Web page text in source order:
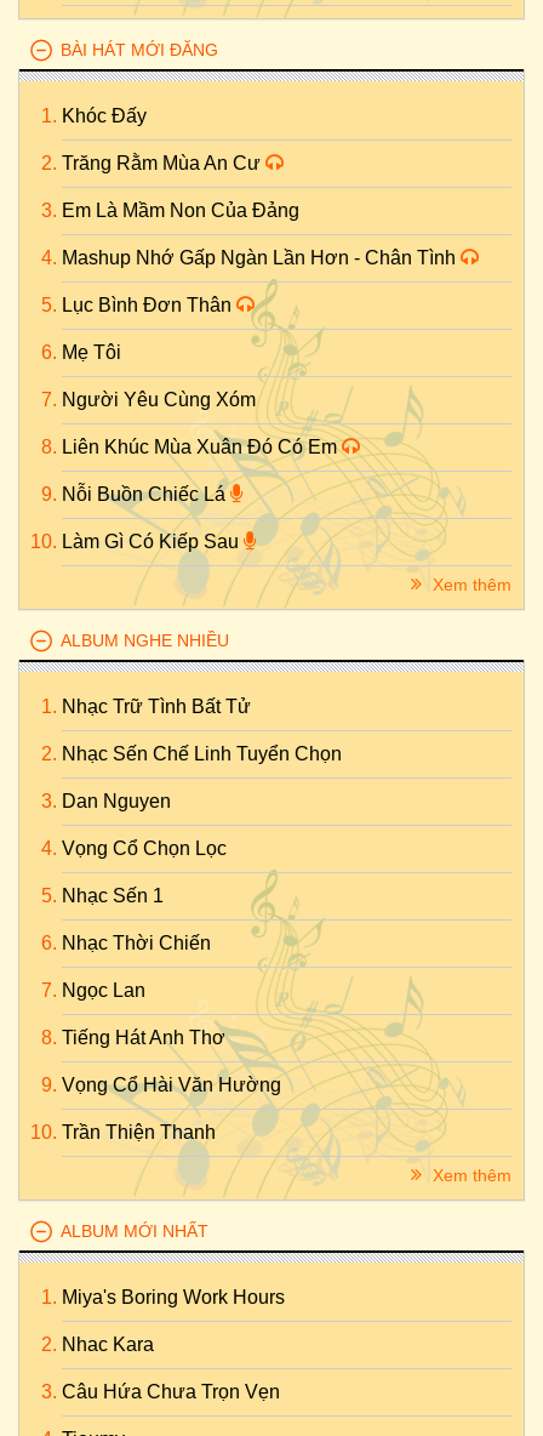
BÀI HÁT MỚI ĐĂNG
Khóc Đấy
Trăng Rằm Mùa An Cư
Em Là Mầm Non Của Đảng
Mashup Nhớ Gấp Ngàn Lần Hơn - Chân Tình
Lục Bình Đơn Thân
Mẹ Tôi
Người Yêu Cùng Xóm
Liên Khúc Mùa Xuân Đó Có Em
Nỗi Buồn Chiếc Lá
Làm Gì Có Kiếp Sau
Xem thêm
ALBUM NGHE NHIỀU
Nhạc Trữ Tình Bất Tử
Nhạc Sến Chế Linh Tuyển Chọn
Dan Nguyen
Vọng Cổ Chọn Lọc
Nhạc Sến 1
Nhạc Thời Chiến
Ngọc Lan
Tiếng Hát Anh Thơ
Vọng Cổ Hài Văn Hường
Trần Thiện Thanh
Xem thêm
ALBUM MỚI NHẤT
Miya's Boring Work Hours
Nhac Kara
Câu Hứa Chưa Trọn Vẹn